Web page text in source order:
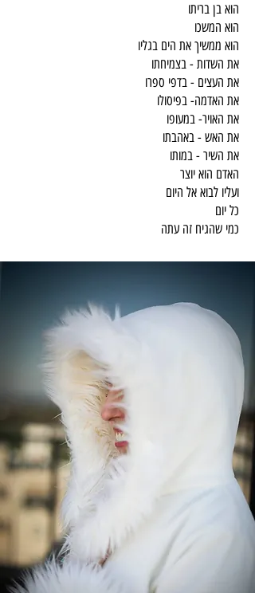
הוא בן בריתו
הוא המשכו
הוא ממשיך את הים בגליו
את השדות - בצמיחתו
את העצים - בדפי ספרו
את האדמה- בפיסולו
את האויר- במעופו
את האש - באהבתו
את השיר - במותו
האדם הוא יוצר
ועליו לבוא אל היום
כל יום
כמי שהגיח זה עתה